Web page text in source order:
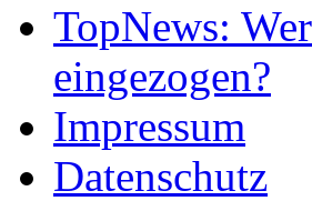
TopNews:
eingezogen?
Impressum
Datenschutz